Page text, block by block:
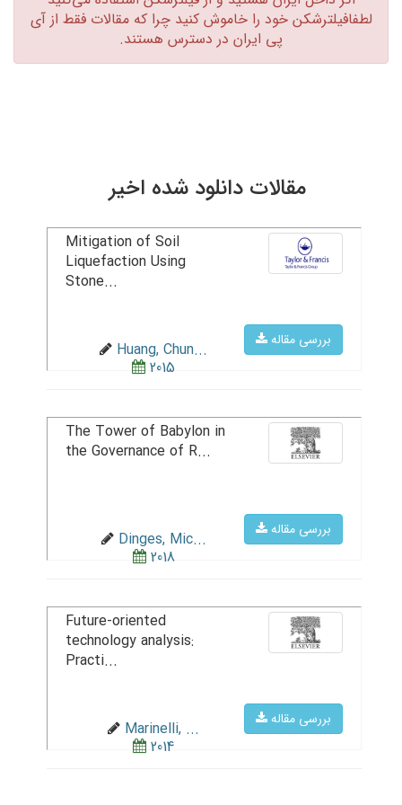
لطفافیلترشکن خود را خاموش کنید چرا که مقالات فقط از آی
پی ایران در دسترس هستند.‏
مقالات دانلود شده اخیر
بررسی مقاله
Mitigation of Soil
Liquefaction Using
Stone...
Huang, Chun...
2015
بررسی مقاله
The Tower of Babylon in
the Governance of R...
Dinges, Mic...
2018
بررسی مقاله
Future-oriented
technology analysis:
Practi...
Marinelli, ...
2014